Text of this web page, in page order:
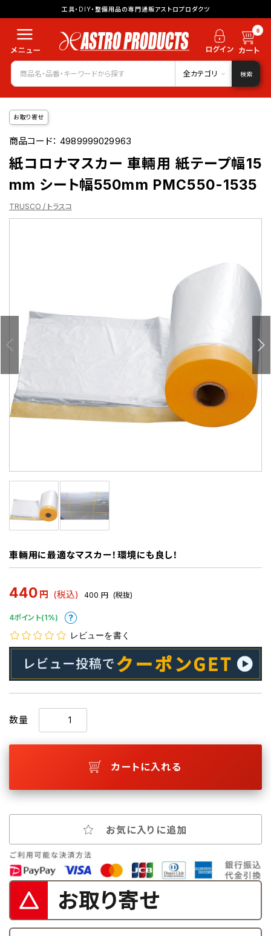
工具・DIY・整備用品の専門通販アストロプロダクツ
0
全カテゴリ 検索
お取り寄せ
商品コード：4989999029963
紙コロナマスカー 車輛用 紙テープ幅15
mm シート幅550mm PMC550-1535
TRUSCO / トラスコ
車輛用に最適なマスカー！環境にも良し！
440 円 (税込) 400 円 (税抜)
4ポイント(1%)
レビューを書く
数量
カートに入れる
お気に入りに追加
お取り寄せ